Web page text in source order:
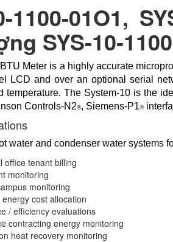
1100-01O1,
SYS-10-
Meter is a highly accurate
LCD and over an optional serial
temperature. The System-10 is the
Controls-N2®, Siemens-P1®
water and condenser water systems
office tenant billing
monitoring
monitoring
cost allocation
/ efficiency evaluations
contracting energy monitoring
heat recovery monitoring